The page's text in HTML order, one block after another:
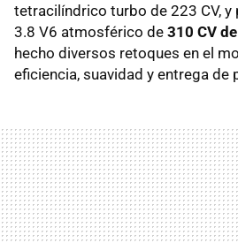
tetracilíndrico turbo de 223 CV,
3.8 V6 atmosférico de 310 CV
hecho diversos retoques en el
eficiencia, suavidad y entrega de